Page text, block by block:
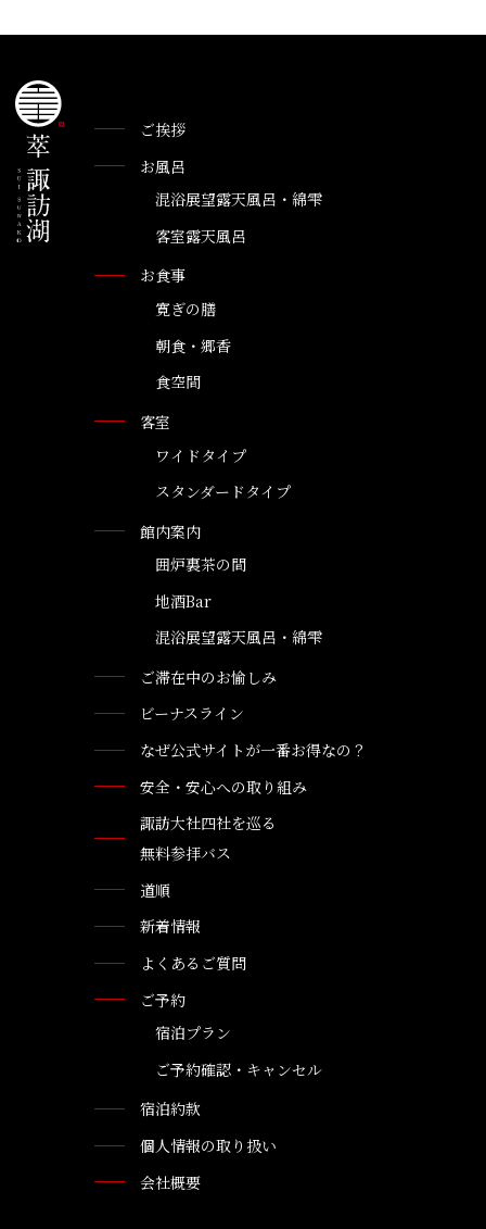
ご挨拶
お風呂
混浴展望露天風呂・綿雫
客室露天風呂
お食事
寛ぎの膳
朝食・郷香
食空間
客室
ワイドタイプ
スタンダードタイプ
館内案内
囲炉裏茶の間
地酒Bar
混浴展望露天風呂・綿雫
ご滞在中のお愉しみ
ビーナスライン
なぜ公式サイトが一番お得なの？
安全・安心への取り組み
諏訪大社四社を巡る
無料参拝バス
道順
新着情報
よくあるご質問
ご予約
宿泊プラン
ご予約確認・キャンセル
宿泊約款
個人情報の取り扱い
会社概要